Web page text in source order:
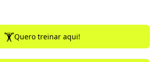
Quero treinar aqui!